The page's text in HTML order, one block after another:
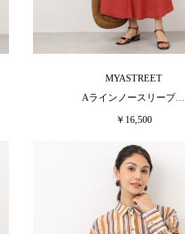
MYASTREET
Aラインノースリーブ…
￥16,500